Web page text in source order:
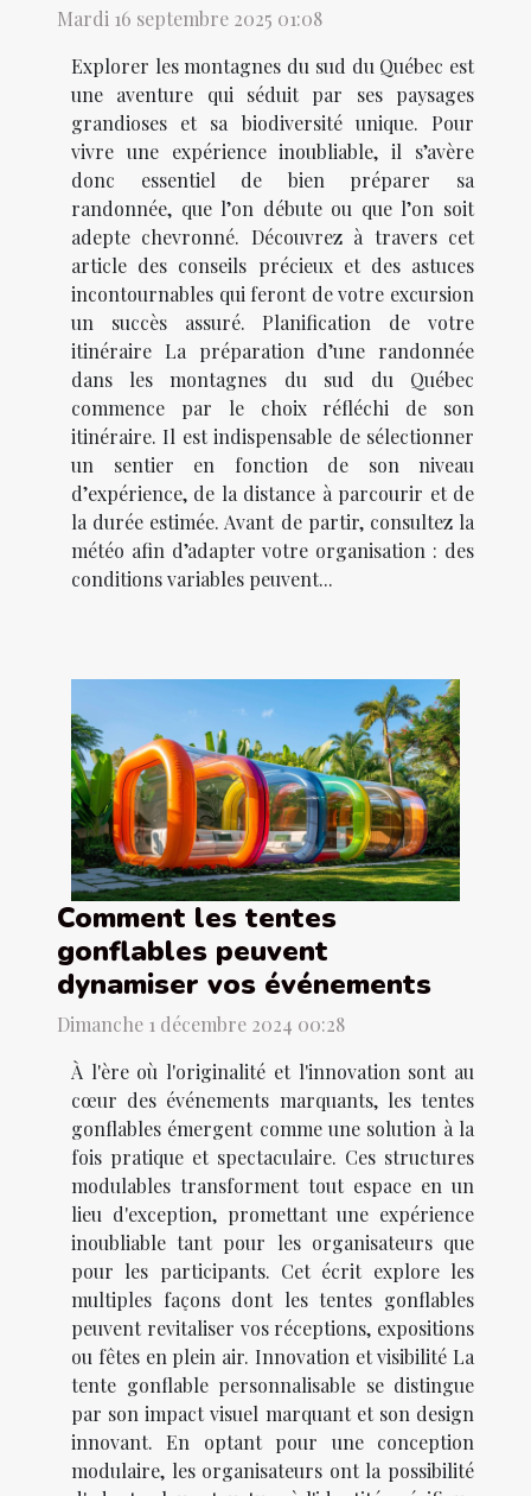
Mardi 16 septembre 2025 01:08
Explorer les montagnes du sud du Québec est
une aventure qui séduit par ses paysages
grandioses et sa biodiversité unique. Pour
vivre une expérience inoubliable, il s’avère
donc essentiel de bien préparer sa
randonnée, que l’on débute ou que l’on soit
adepte chevronné. Découvrez à travers cet
article des conseils précieux et des astuces
incontournables qui feront de votre excursion
un succès assuré. Planification de votre
itinéraire La préparation d’une randonnée
dans les montagnes du sud du Québec
commence par le choix réfléchi de son
itinéraire. Il est indispensable de sélectionner
un sentier en fonction de son niveau
d’expérience, de la distance à parcourir et de
la durée estimée. Avant de partir, consultez la
météo afin d’adapter votre organisation : des
conditions variables peuvent...
Comment les tentes
gonflables peuvent
dynamiser vos événements
Dimanche 1 décembre 2024 00:28
À l'ère où l'originalité et l'innovation sont au
cœur des événements marquants, les tentes
gonflables émergent comme une solution à la
fois pratique et spectaculaire. Ces structures
modulables transforment tout espace en un
lieu d'exception, promettant une expérience
inoubliable tant pour les organisateurs que
pour les participants. Cet écrit explore les
multiples façons dont les tentes gonflables
peuvent revitaliser vos réceptions, expositions
ou fêtes en plein air. Innovation et visibilité La
tente gonflable personnalisable se distingue
par son impact visuel marquant et son design
innovant. En optant pour une conception
modulaire, les organisateurs ont la possibilité